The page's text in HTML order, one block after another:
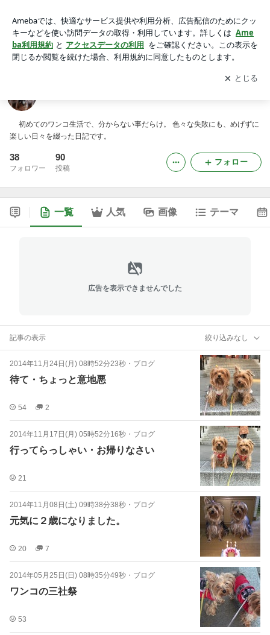
アプリをダウンロードして ブログの更新通知
を受け取りまし
ょう。
開く
初めてのワンコ生活で、分からない事だらけ。 色々な失敗にも、めげずに
楽しい日々を綴った日記です。
38
フォロワー
90
投稿
フォロー
一覧 人気 画像 テーマ
広告を表示できませんでした
記事の表示 絞り込みなし
2014年11月24日(月) 08時52分23秒 ・ ブログ
待て・ちょっと意地悪
54 2
2014年11月17日(月) 05時52分16秒 ・ ブログ
行ってらっしゃい・お帰りなさい
21
2014年11月08日(土) 09時38分38秒 ・ ブログ
元気に２歳になりました。
20 7
2014年05月25日(日) 08時35分49秒 ・ ブログ
ワンコの三社祭
53